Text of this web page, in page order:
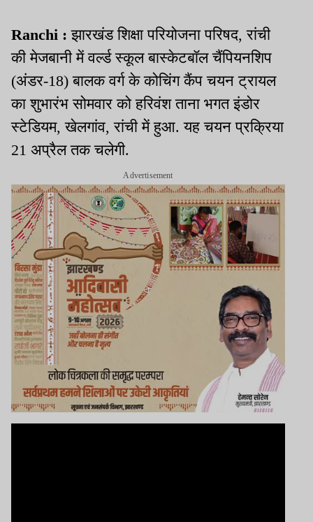
Ranchi :झारखंड शिक्षा परियोजना परिषद, रांची
की मेजबानी में वर्ल्ड स्कूल बास्केटबॉल चैंपियनशिप
(अंडर-18) बालक वर्ग के कोचिंग कैंप चयन ट्रायल
का शुभारंभ सोमवार को हरिवंश ताना भगत इंडोर
स्टेडियम, खेलगांव, रांची में हुआ. यह चयन प्रक्रिया
21 अप्रैल तक चलेगी.
Advertisement